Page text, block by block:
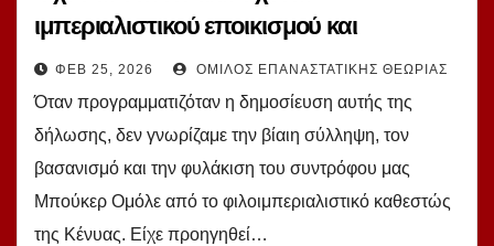
ιμπεριαλιστικού εποικισμού και
επαναποικιοποίησης της Κένυας! Του σ.
Μπούκερ Ομόλε
ΦΕΒ 25, 2026 ΌΜΙΛΟΣ ΕΠΑΝΑΣΤΑΤΙΚΉΣ ΘΕΩΡΊΑΣ
Όταν προγραμματιζόταν η δημοσίευση αυτής της
δήλωσης, δεν γνωρίζαμε την βίαιη σύλληψη, τον
βασανισμό και την φυλάκιση του συντρόφου μας
Μπούκερ Ομόλε από το φιλοιμπεριαλιστικό καθεστώς
της Κένυας. Είχε προηγηθεί…